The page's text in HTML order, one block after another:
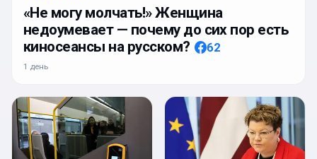
«Не могу молчать!» Женщина
недоумевает — почему до сих пор есть
киносеансы на русском?
62
1 день